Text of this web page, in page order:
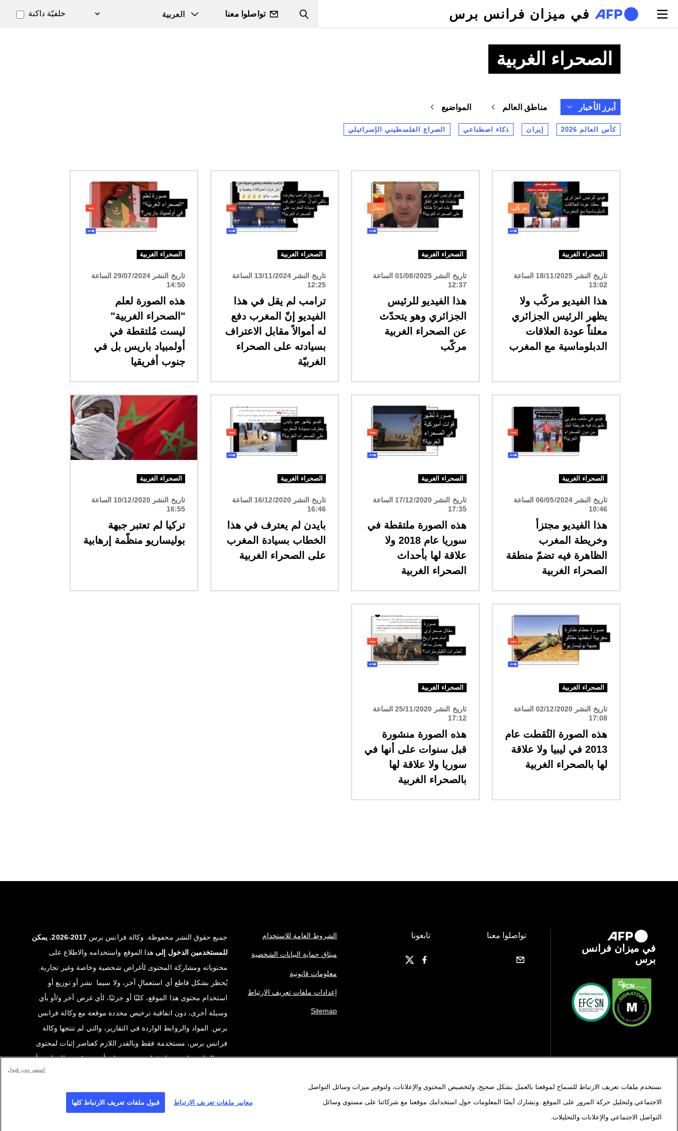
تجاوز إلى المحتوى الرئيسي
في ميزان فرانس برس Search
تواصلوا معنا خلفيّة داكنة
الصحراء الغربية
أبرز الأخبار مناطق العالم المواضيع
كأس العالم 2026 إيران ذكاء اصطناعي الصراع الفلسطيني الإسرائيلي
الصحراء الغربية
تاريخ النشر 18/11/2025 الساعة
13:02
هذا الفيديو مركّب ولا
يظهر الرئيس الجزائري
معلناً عودة العلاقات
الدبلوماسية مع المغرب
الصحراء الغربية
تاريخ النشر 01/08/2025 الساعة
12:37
هذا الفيديو للرئيس
الجزائري وهو يتحدّث
عن الصحراء الغربية
مركّب
الصحراء الغربية
تاريخ النشر 13/11/2024 الساعة
12:25
ترامب لم يقل في هذا
الفيديو إنّ المغرب دفع
له أموالاً مقابل الاعتراف
بسيادته على الصحراء
الغربيّة
الصحراء الغربية
تاريخ النشر 29/07/2024 الساعة
14:50
هذه الصورة لعلم
"الصحراء الغربية"
ليست مُلتقطة في
أولمبياد باريس بل في
جنوب أفريقيا
الصحراء الغربية
تاريخ النشر 06/05/2024 الساعة
10:46
هذا الفيديو مجتزأ
وخريطة المغرب
الظاهرة فيه تضمّ منطقة
الصحراء الغربية
الصحراء الغربية
تاريخ النشر 17/12/2020 الساعة
17:35
هذه الصورة ملتقطة في
سوريا عام 2018 ولا
علاقة لها بأحداث
الصحراء الغربية
الصحراء الغربية
تاريخ النشر 16/12/2020 الساعة
16:46
بايدن لم يعترف في هذا
الخطاب بسيادة المغرب
على الصحراء الغربية
الصورة
الصحراء الغربية
تاريخ النشر 10/12/2020 الساعة
16:55
تركيا لم تعتبر جبهة
بوليساريو منظّمة إرهابية
الصحراء الغربية
تاريخ النشر 02/12/2020 الساعة
17:08
هذه الصورة التُقطت عام
2013 في ليبيا ولا علاقة
لها بالصحراء الغربية
الصحراء الغربية
تاريخ النشر 25/11/2020 الساعة
17:12
هذه الصورة منشورة
قبل سنوات على أنها في
سوريا ولا علاقة لها
بالصحراء الغربية
في ميزان فرانس
برس
تواصلوا معنا تابعونا الشروط العامة للاستخدام
ميثاق حماية البيانات الشخصية
معلومات قانونية
إعدادات ملفات تعريف الارتباط
Sitemap
جميع حقوق النشر محفوظة. وكالة فرانس برس
2017-2026. يمكن
للمستخدمين الدخول إلى هذا الموقع واستخدامه والاطلاع على
محتوياته ومشاركة المحتوى لأغراض شخصية وخاصة وغير تجارية.
يُحظر بشكل قاطع أي استعمالٍ آخر، ولا سيما نشر أو توزيع أو
استخدام محتوى هذا الموقع، كليًا أو جزئيًا، لأي غرض آخر و/أو بأي
وسيلة أخرى، دون اتفاقية ترخيص محددة موقعة مع وكالة فرانس
برس. المواد والروابط الواردة في التقارير، والتي لم تنتجها وكالة
فرانس برس، مستخدمة فقط وبالقدر اللازم كعناصر إثبات لمحتوى
هذه التقارير. لم تحصل فرانس برس على أي حقوق من المؤلفين أو
مالكي حقوق النشر لهذا المحتوى ولا تتحمّل أي مسؤوليّة في هذا
نستخدم ملفات تعريف الارتباط للسماح لموقعنا بالعمل بشكل صحيح، ولتخصيص المحتوى والإعلانات، ولتوفير ميزات وسائل التواصل
الاجتماعي ولتحليل حركة المرور على الموقع. ونشارك أيضًا المعلومات حول استخدامك موقعنا مع شركائنا على مستوى وسائل
التواصل الاجتماعي والإعلانات والتحليلات.
معايير ملفات تعريف الارتباط قبول ملفات تعريف الارتباط كلها
استمر دون قبول